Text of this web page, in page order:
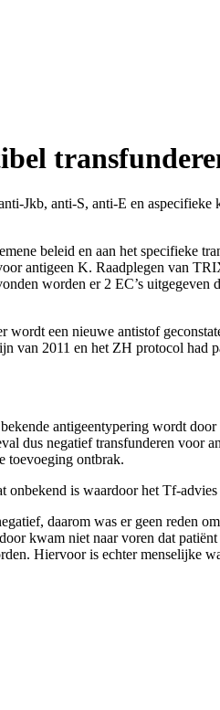
Jkb, anti-S, anti-E en aspecifieke
beleid en aan het specifieke
antigeen K. Raadplegen van
worden er 2 EC’s uitgegeven
wordt een nieuwe antistof
van 2011 en het ZH protocol had
antigeentypering wordt
dus negatief transfunderen voor
toevoeging ontbrak.
is waardoor het Tf-
daarom was er geen reden
kwam niet naar voren dat
Hiervoor is echter menselijke